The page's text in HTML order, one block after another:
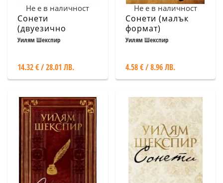
Не е в наличност
Сонети
(двуезично
издание) -твърда
Уилям Шекспир
14.32 € / 28.01 ЛВ.
Не е в наличност
Сонети (малък
формат)
Уилям Шекспир
4.58 € / 8.96 ЛВ.